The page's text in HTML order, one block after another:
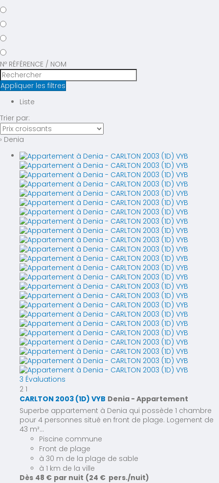
Nº RÉFÉRENCE / NOM
Appliquer les filtres
Liste
Trier par:
› Denia
3 Évaluations
2 1
CARLTON 2003 (1D) VYB Denia - Appartement
Superbe appartement à Denia qui possède 1 chambre
pour 4 personnes situé en front de plage. Logement de
43 m²...
Piscine commune
Front de plage
à 30 m de la plage de sable
à 1 km de la ville
Dès 48 € par nuit (24 € pers./nuit)